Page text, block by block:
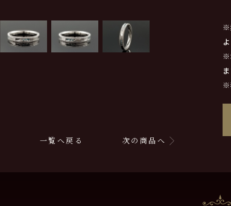
※
※
ま
※
一覧へ戻る 次の商品へ